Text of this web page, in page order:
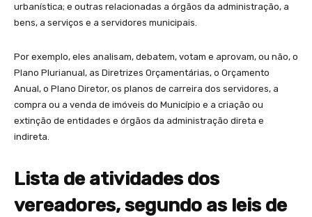
urbanística; e outras relacionadas a órgãos da administração, a
bens, a serviços e a servidores municipais.
Por exemplo, eles analisam, debatem, votam e aprovam, ou não, o
Plano Plurianual, as Diretrizes Orçamentárias, o Orçamento
Anual, o Plano Diretor, os planos de carreira dos servidores, a
compra ou a venda de imóveis do Município e a criação ou
extinção de entidades e órgãos da administração direta e
indireta.
Lista de atividades dos
vereadores, segundo as leis de